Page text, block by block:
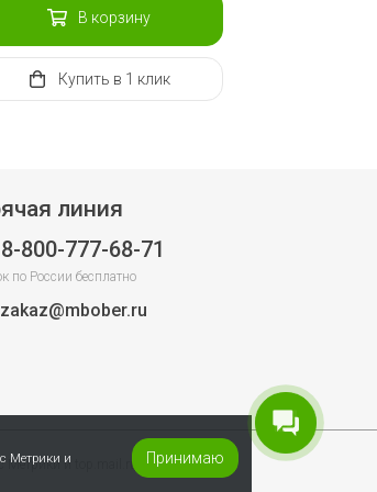
В корзину
Купить в 1 клик
Метрики и
Принимаю
линия
8-800-777-68-71
по России бесплатно
zakaz@mbober.ru
Метрики и top.mail.ru.